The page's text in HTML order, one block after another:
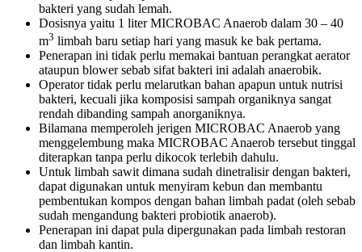
bakteri yang sudah lemah.
Dosisnya yaitu 1 liter MICROBAC Anaerob dalam 30 – 40
m3 limbah baru setiap hari yang masuk ke bak pertama.
Penerapan ini tidak perlu memakai bantuan perangkat aerator
ataupun blower sebab sifat bakteri ini adalah anaerobik.
Operator tidak perlu melarutkan bahan apapun untuk nutrisi
bakteri, kecuali jika komposisi sampah organiknya sangat
rendah dibanding sampah anorganiknya.
Bilamana memperoleh jerigen MICROBAC Anaerob yang
menggelembung maka MICROBAC Anaerob tersebut tinggal
diterapkan tanpa perlu dikocok terlebih dahulu.
Untuk limbah sawit dimana sudah dinetralisir dengan bakteri,
dapat digunakan untuk menyiram kebun dan membantu
pembentukan kompos dengan bahan limbah padat (oleh sebab
sudah mengandung bakteri probiotik anaerob).
Penerapan ini dapat pula dipergunakan pada limbah restoran
dan limbah kantin.